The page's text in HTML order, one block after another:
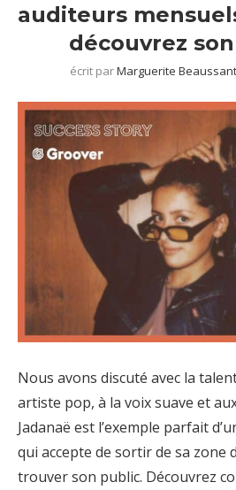
auditeurs
découvrez
écrit parMarguerite Beaussant
Nous avons discuté avec la
artiste pop, à la voix suave et
Jadanaë est l’exemple parfait
qui accepte de sortir de sa zone
trouver son public. Découvrez